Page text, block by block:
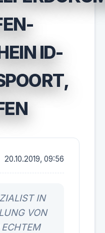
ID-
20.10.2019, 09:56
IN
VON